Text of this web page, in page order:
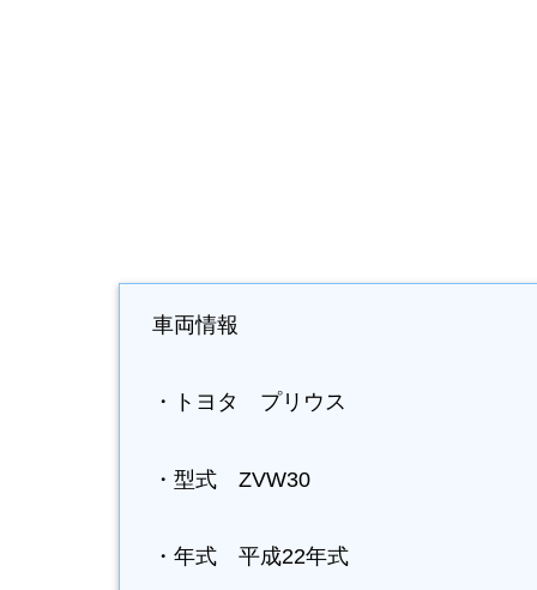
車両情報
・トヨタ プリウス
・型式 ZVW30
・年式 平成22年式